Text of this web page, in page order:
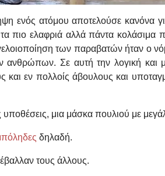
ενός ατόμου αποτελούσε κανόνα
τα πιο ελαφριά αλλά πάντα
των παραβατών ήταν ο
Σε αυτή την λογική και
εν πολλοίς άβουλους και
μια μάσκα πουλιού με
δηλαδή.
τους άλλους.